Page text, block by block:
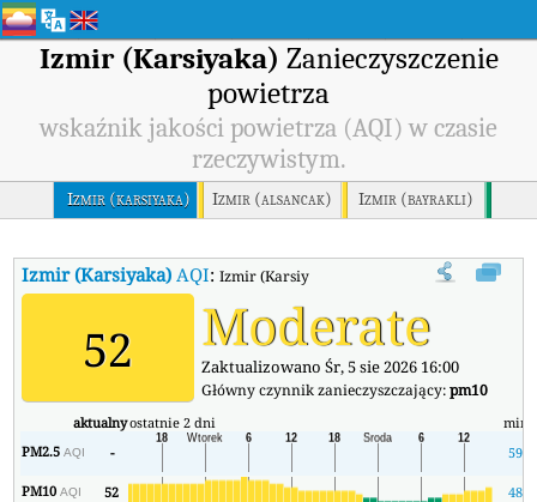
Izmir (Karsiyaka) Zanieczyszczenie
powietrza
wskaźnik jakości powietrza (AQI) w czasie
rzeczywistym.
Izmir (karsiyaka) Izmir (alsancak) Izmir (bayrakli)
Izmir (Karsiyaka) AQI:Izmir (Karsiyaka) Wskaźnik Jakości
52 Moderate
Zaktualizowano Śr, 5 sie 2026 16:00
Główny czynnik zanieczyszczający:pm10
aktualnyostatnie 2 dni min
PM2.5AQI - 59
PM10AQI 52
48